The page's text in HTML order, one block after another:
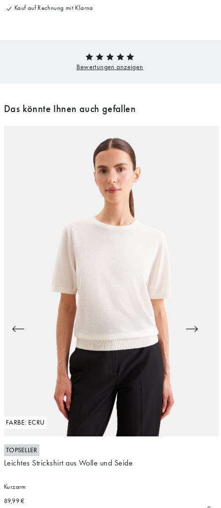
Kauf auf Rechnung mit Klarna
Das könnte Ihnen auch gefallen
FARBE: ECRU
TOPSELLER
Leichtes Strickshirt aus Wolle und Seide
Kurzarm
89,99 €